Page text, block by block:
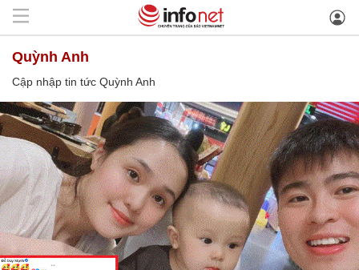
Quỳnh Anh
Cập nhập tin tức Quỳnh Anh